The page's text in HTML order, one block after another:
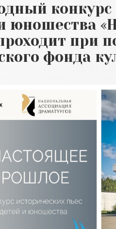
конкурс
юношества
при
фонда